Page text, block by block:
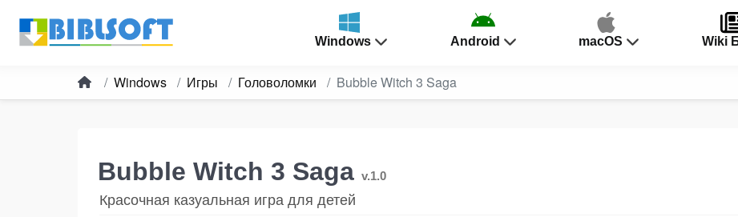
Windows Android macOS Wiki
Windows Игры Головоломки Bubble Witch 3 Saga
Bubble Witch 3 Saga v.1.0
Красочная казуальная игра для детей